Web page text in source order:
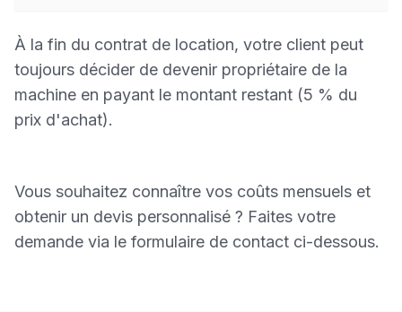
À la fin du contrat de location, votre client peut
toujours décider de devenir propriétaire de la
machine en payant le montant restant (5 % du
prix d'achat).
Vous souhaitez connaître vos coûts mensuels et
obtenir un devis personnalisé ? Faites votre
demande via le formulaire de contact ci-dessous.